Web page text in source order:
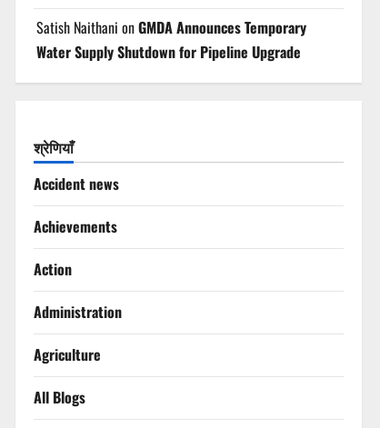
Satish Naithani onGMDA Announces Temporary
Water Supply Shutdown for Pipeline Upgrade
श्रेणियाँ
Accident news
Achievements
Action
Administration
Agriculture
All Blogs